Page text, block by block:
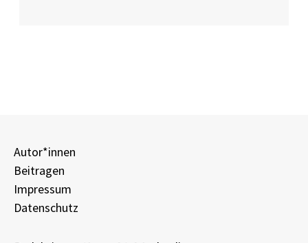
Autor*innen
Beitragen
Impressum
Datenschutz